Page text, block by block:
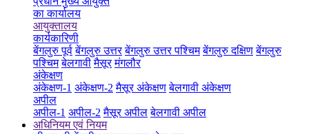
का कार्यालय
आयुक्तालय
कार्यकारिणी
बेंगलुरु पूर्व बेंगलुरु उत्तर बेंगलुरु उत्तर पश्चिम बेंगलुरु दक्षिण बेंगलुरु
पश्चिम बेलगावी मैसूर मंगलौर
अंकेक्षण
अंकेक्षण-1 अंकेक्षण-2 मैसूर अंकेक्षण बेलगावी अंकेक्षण
अपील
अपील-1 अपील-2 मैसूर अपील बेलगावी अपील
अधिनियम एवं नियम